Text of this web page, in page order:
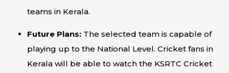
teams in Kerala.
Future Plans:The selected team is capable of
playing up to the National Level. Cricket fans in
Kerala will be able to watch the KSRTC Cricket